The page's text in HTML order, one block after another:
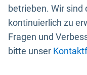
betrieben. Wir
kontinuierlich zu
Fragen und
bitte unser